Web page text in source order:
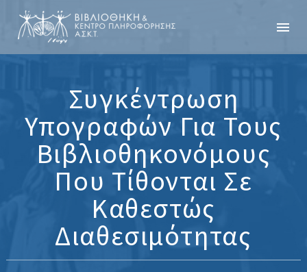
Συγκέντρωση
Υπογραφών Για Τους
Βιβλιοθηκονόμους
Που Τίθονται Σε
Καθεστώς
Διαθεσιμότητας